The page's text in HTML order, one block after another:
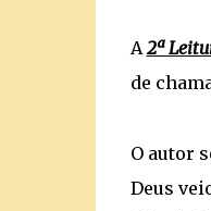
A2ª
de
O autor
Deus